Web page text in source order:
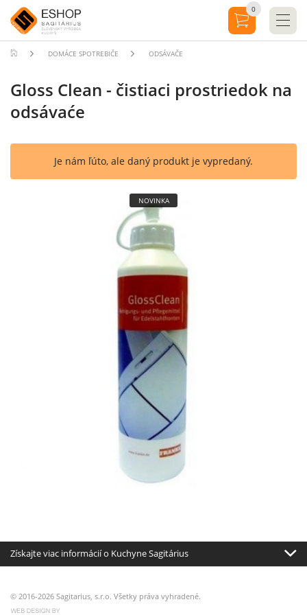
DOMÁCE SPOTREBIČE ODSÁVAČE
Gloss Clean - čistiaci prostriedok na
odsávaće
Je nám ľúto, ale daný produkt je vypredaný.
NOVINKA
Získajte viac informácií o Kuchyne Sagitárius
© 2016-2026 Sagitarius, s.r.o. Všetky práva vyhradené.
0